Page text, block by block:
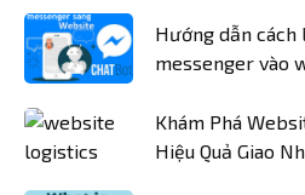
Hướng dẫn cách
messenger vào
Khám Phá
Hiệu Quả Giao